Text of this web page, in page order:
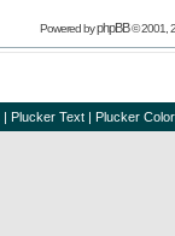
Powered byphpBB© 2001,
| Plucker Text | Plucker Color